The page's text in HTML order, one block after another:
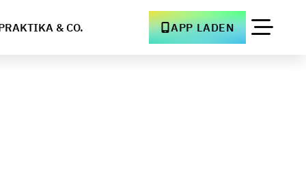
& CO. APP LADEN